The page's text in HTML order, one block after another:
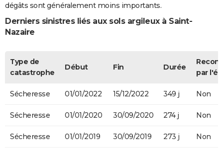
dégâts sont généralement moins importants.
Derniers sinistres liés aux sols argileux à Saint-
Nazaire
Type de
catastrophe
Début Fin Durée
par
Sécheresse 01/01/2022 15/12/2022 349 j Non
Sécheresse 01/01/2020 30/09/2020 274 j Non
Sécheresse 01/01/2019 30/09/2019 273 j Non